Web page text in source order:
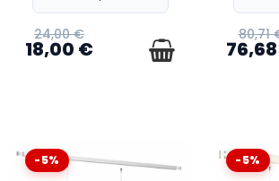
24,00 €
18,00 €
80,71
-5% -5%